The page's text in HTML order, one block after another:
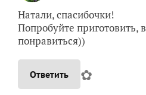
Натали, спасибочки!
Попробуйте приготовить,
понравиться))
Ответить ✿